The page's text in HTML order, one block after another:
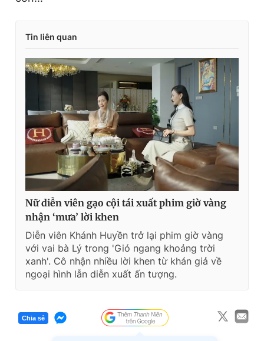
Tin liên quan
Nữ diễn viên gạo cội tái xuất phim giờ vàng
nhận ‘mưa’ lời khen
Diễn viên Khánh Huyền trở lại phim giờ vàng
với vai bà Lý trong 'Gió ngang khoảng trời
xanh'. Cô nhận nhiều lời khen từ khán giả về
ngoại hình lẫn diễn xuất ấn tượng.
Chia sẻ